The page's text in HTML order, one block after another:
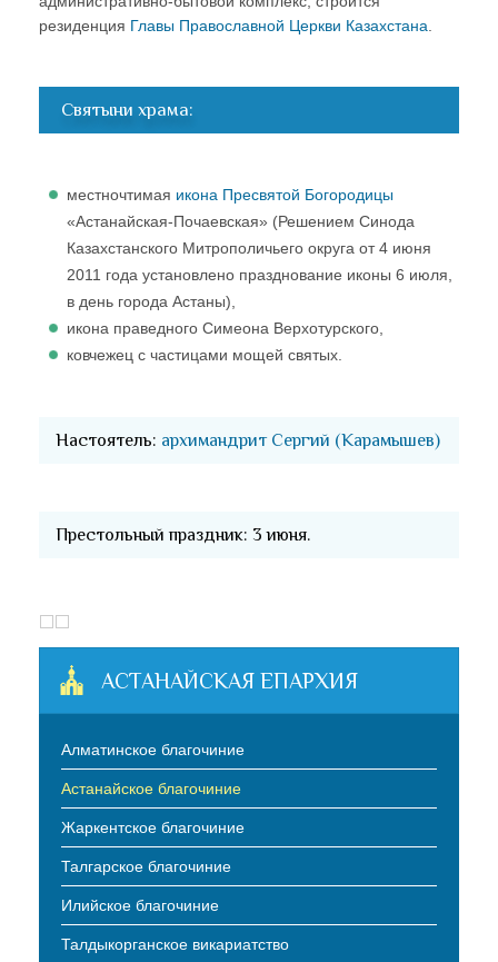
резиденция Главы Православной Церкви Казахстана
Святыни храма:
местночтимая икона Пресвятой Богородицы
«Астанайская-Почаевская» (Решением Синода
Казахстанского Митрополичьего округа от 4 июня
2011 года установлено празднование иконы 6 июля,
в день города Астаны),
икона праведного Симеона Верхотурского,
ковчежец с частицами мощей святых.
Настоятель: архимандрит Сергий (Карамышев)
Престольный праздник: 3 июня.
АСТАНАЙСКАЯ ЕПАРХИЯ
Алматинское благочиние
Астанайское благочиние
Жаркентское благочиние
Талгарское благочиние
Илийское благочиние
Талдыкорганское викариатство